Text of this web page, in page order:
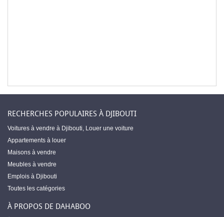
RECHERCHES POPULAIRES À DJIBOUTI
Voitures à vendre à Djibouti, Louer une voiture
Appartements à louer
Maisons à vendre
Meubles à vendre
Emplois à Djibouti
Toutes les catégories
À PROPOS DE DAHABOO